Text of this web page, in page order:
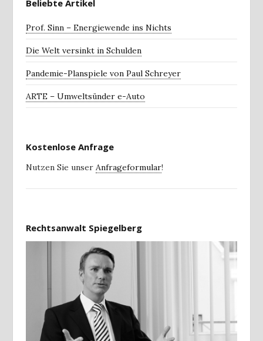
Beliebte Artikel
Prof. Sinn – Energiewende ins Nichts
Die Welt versinkt in Schulden
Pandemie-Planspiele von Paul Schreyer
ARTE – Umweltsünder e-Auto
Kostenlose Anfrage
Nutzen Sie unser Anfrageformular!
Rechtsanwalt Spiegelberg